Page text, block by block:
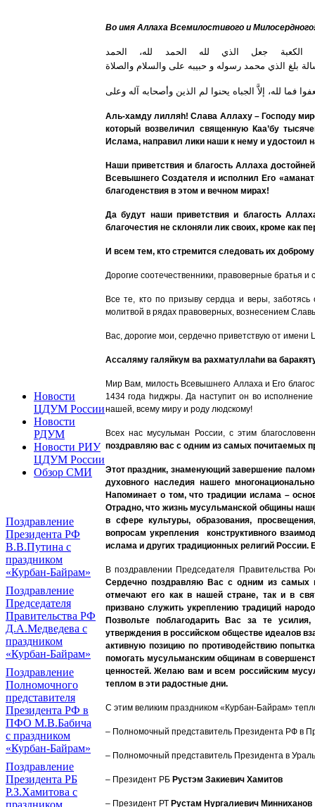
Новости
ЦДУМ России
Новости
РДУМ
Новости РИУ
ЦДУМ России
Обзор СМИ
Поздравление
Президента РФ
В.В.Путина с
праздником
«Курбан-Байрам»
Поздравление
Председателя
Правительства РФ
Д.А.Медведева с
праздником
«Курбан-Байрам»
Поздравление
Полномочного
представителя
Президента РФ в
ПФО М.В.Бабича
с праздником
«Курбан-Байрам»
Поздравление
Президента РБ
Р.З.Хамитова с
праздником
Во имя Аллаха Всемилостивого и
الحمد لله، الحمد لله الذي جعل الكعبة
والصلاة والسلام على حبيبه و رسوله محمد الذي بلغ
وعلى آله وأصحابه الذين لم يحنوا الجباه إلاَّ لله، فما
Аль-хамду лилляh! Слава Аллаху – Господу
который возвеличил священную Каа’бу
Ислама, направил лики наши к нему и
Наши приветствия и благость Аллаха
Всевышнего Создателя и исполнил Его
благоденствия в этом и вечном мирах!
Да будут наши приветствия и благость
благочестия не склоняли лик своих, кроме как
И всем тем, кто стремится следовать их
Дорогие соотечественники, правоверные братья и
Все те, кто по призыву сердца и веры,
молитвой в рядах правоверных, вознесением
Вас, дорогие мои, сердечно приветствую от
Ассаляму галяйкум ва рахматуллаhи ва
Мир Вам, милость Всевышнего Аллаха и Его
1434 года hиджры. Да наступит он во
нашей, всему миру и роду людскому!
Всех нас мусульман России, с этим
поздравляю вас с одним из самых почитаемых
Этот праздник, знаменующий завершение
духовного наследия нашего
Напоминает о том, что традиции ислама –
Отрадно, что жизнь мусульманской общины
в сфере культуры, образования,
вопросам укрепления конструктивного
ислама и других традиционных религий
В поздравлении Председателя Правительства
Сердечно поздравляю Вас с одним из самых
отмечают его как в нашей стране, так и в
призвано служить укреплению традиций
Позвольте поблагодарить Вас за те
утверждения в российском обществе идеалов
активную позицию по противодействию
помогать мусульманским общинам в
ценностей. Желаю вам и всем российским
теплом в эти радостные дни.
С этим великим праздником «Курбан-Байрам»
– Полномочный представитель Президента РФ в
– Полномочный представитель Президента в
– Президент РБ Рустэм Закиевич Хамитов
– Президент РТ Рустам Нургалиевич Минниханов